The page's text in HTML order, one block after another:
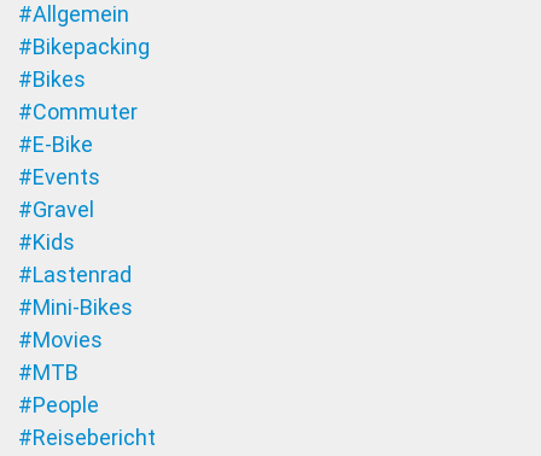
#Allgemein
#Bikepacking
#Bikes
#Commuter
#E-Bike
#Events
#Gravel
#Kids
#Lastenrad
#Mini-Bikes
#Movies
#MTB
#People
#Reisebericht